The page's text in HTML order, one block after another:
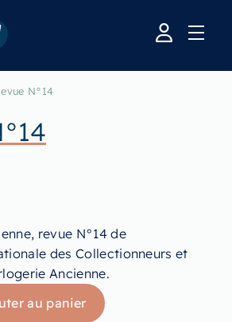
N°14
revue N°14 de
des Collectionneurs et
Ancienne.
au panier